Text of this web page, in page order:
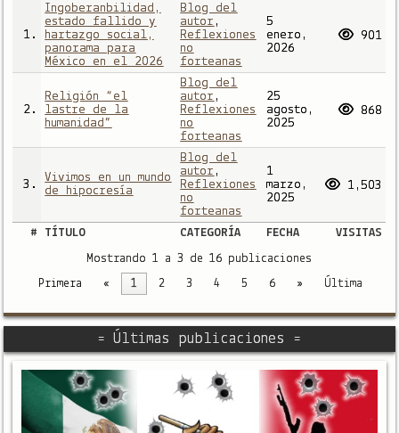
1.
Ingoberanbilidad,
estado fallido y
hartazgo social,
panorama para
México en el 2026
Blog del
autor ,
Reflexiones
no
forteanas
5
enero,
2026
901
2.
Religión “el
lastre de la
humanidad”
Blog del
autor ,
Reflexiones
no
forteanas
25
agosto,
2025
868
3.
Vivimos en un mundo
de hipocresía
Blog del
autor ,
Reflexiones
no
forteanas
1
marzo,
2025
1,503
# TÍTULO CATEGORÍA FECHA
VISITAS
Mostrando 1 a 3 de 16 publicaciones
Primera « 1 2 3 4 5 6 » Última
= Últimas publicaciones =